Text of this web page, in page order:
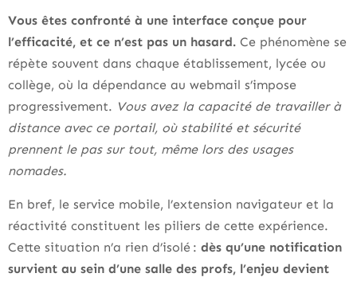
Vous êtes confronté à une interface conçue pour
l’efficacité, et ce n’est pas un hasard. Ce phénomène se
répète souvent dans chaque établissement, lycée ou
collège, où la dépendance au webmail s’impose
progressivement. Vous avez la capacité de travailler à
distance avec ce portail, où stabilité et sécurité
prennent le pas sur tout, même lors des usages
nomades.
En bref, le service mobile, l’extension navigateur et la
réactivité constituent les piliers de cette expérience.
Cette situation n’a rien d’isolé : dès qu’une notification
survient au sein d’une salle des profs, l’enjeu devient